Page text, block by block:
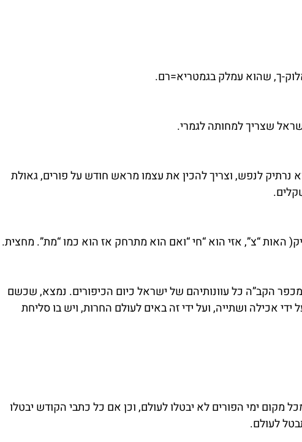
שצריך למחותה לגמרי.
נרתיק לנפש, וצריך להכין את עצמו מראש חודש על פורים, גאולת
האות “צ”, אזי הוא “חי “ואם הוא מתרחק אז הוא כמו “מת”. מחצית.
הקב”ה כל עוונותיהם של ישראל כיום הכיפורים. נמצא, שכשם
אכילה ושתייה, ועל ידי זה באים לעולם החרות, ויש בו סליחת
מקום ימי הפורים לא יבטלו לעולם, וכן אם כל כתבי הקודש יבטלו
לעולם.